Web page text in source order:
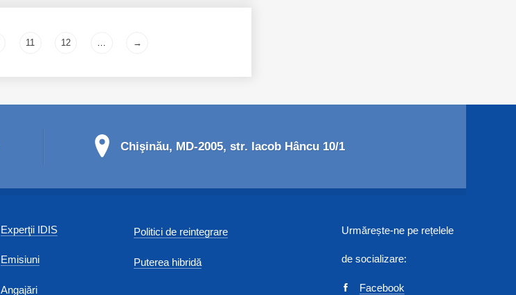
11 12 … →
Chişinău, MD-2005, str. Iacob Hâncu 10/1
Experţii IDIS
Emisiuni
Angajări
Politici de reintegrare
Puterea hibridă
Urmărește-ne pe rețelele
de socializare:
Facebook